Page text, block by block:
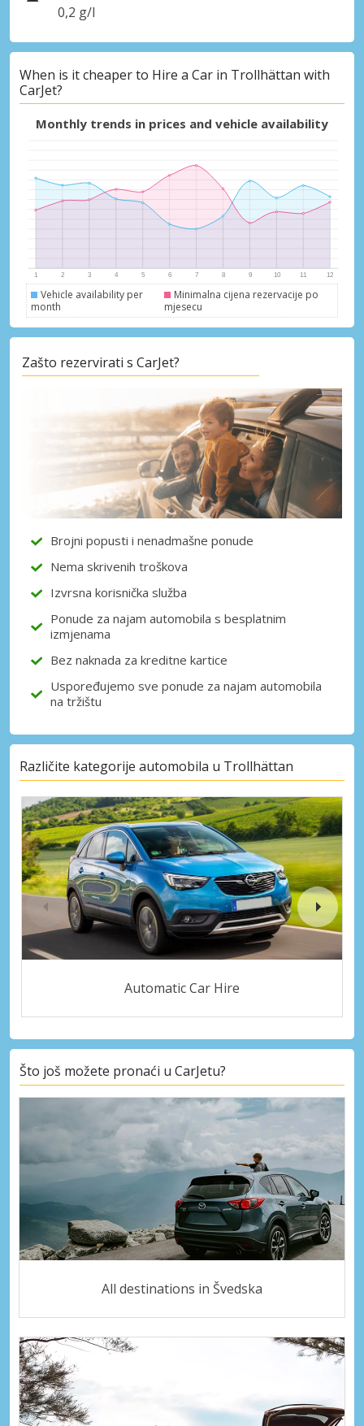
Posebni popusti
Pristupite ekskluzivnim ponudama naših
dobavljača
Prijava putem eLinka
0,2 g/l
When is it cheaper to Hire a Car in Trollhättan with
CarJet?
Monthly trends in prices and vehicle availability
Vehicle availability per
month
Minimalna cijena rezervacije po
mjesecu
Zašto rezervirati s CarJet?
Brojni popusti i nenadmašne ponude
Nema skrivenih troškova
Izvrsna korisnička služba
Ponude za najam automobila s besplatnim
izmjenama
Bez naknada za kreditne kartice
Uspoređujemo sve ponude za najam automobila
na tržištu
Različite kategorije automobila u Trollhättan
Automatic Car Hire
Što još možete pronaći u CarJetu?
All destinations in Švedska